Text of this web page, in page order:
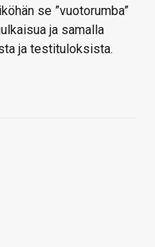
se ”vuotorumba”
ja samalla
ja testituloksista.